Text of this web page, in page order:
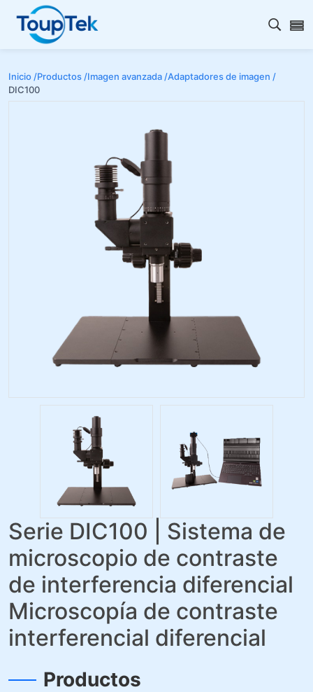
Abrir
Inicio /Productos /Imagen avanzada /Adaptadores de imagen /
DIC100
Serie DIC100 | Sistema de
microscopio de contraste
de interferencia diferencial
Microscopía de contraste
interferencial diferencial
Productos